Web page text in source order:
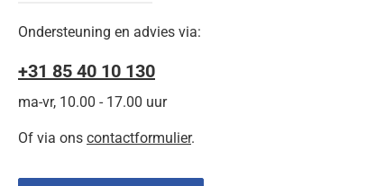
Ondersteuning en advies via:
+31 85 40 10 130
ma-vr, 10.00 - 17.00 uur
Of via ons contactformulier.